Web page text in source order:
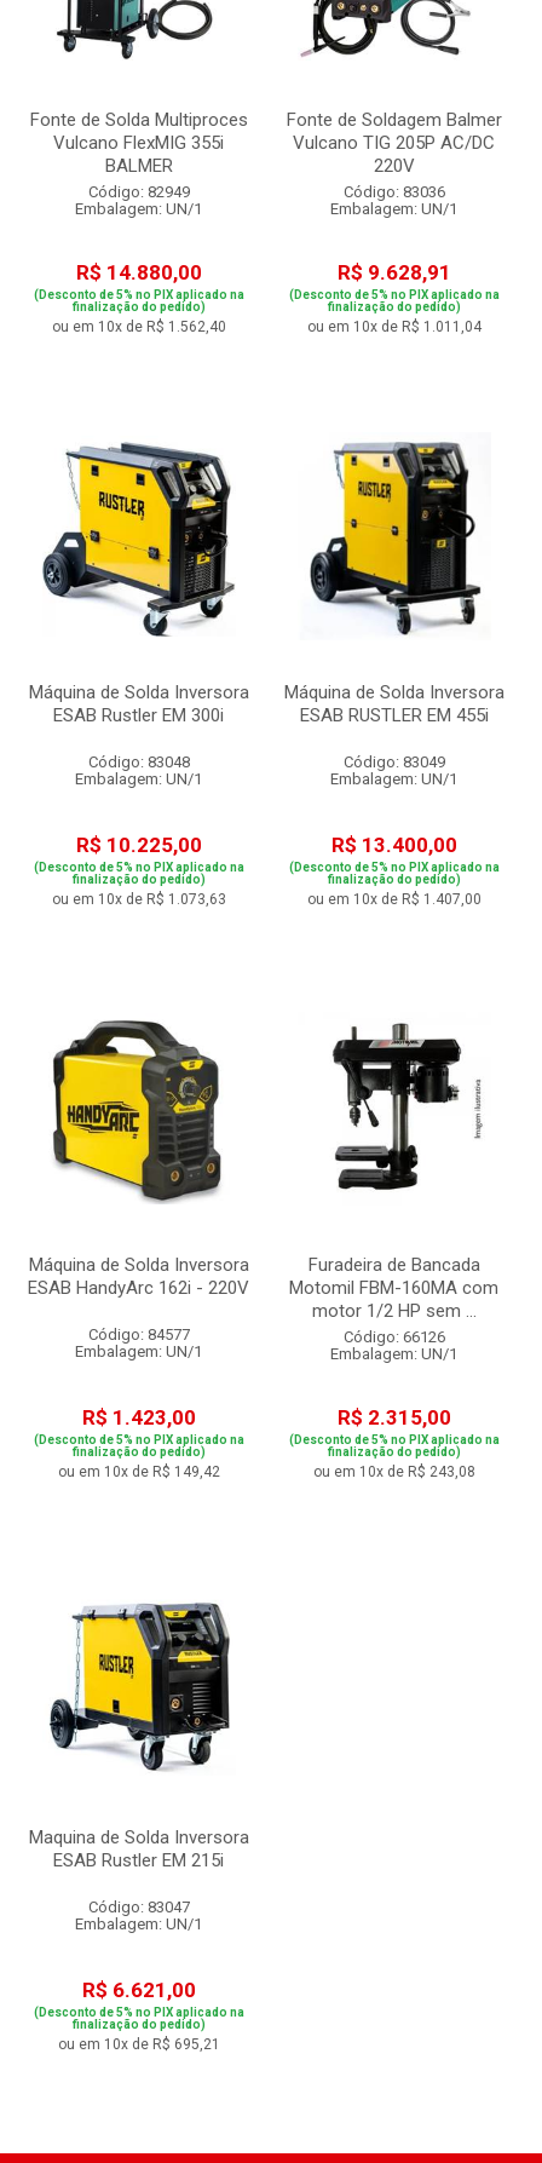
Fonte de Solda Multiproces
Vulcano FlexMIG 355i
BALMER
Código: 82949
Embalagem: UN/1
R$ 14.880,00
(Desconto de 5% no PIX aplicado na
finalização do pedido)
ou em 10x de R$ 1.562,40
Fonte de Soldagem Balmer
Vulcano TIG 205P AC/DC
220V
Código: 83036
Embalagem: UN/1
R$ 9.628,91
(Desconto de 5% no PIX aplicado na
finalização do pedido)
ou em 10x de R$ 1.011,04
Máquina de Solda Inversora
ESAB Rustler EM 300i
Código: 83048
Embalagem: UN/1
R$ 10.225,00
(Desconto de 5% no PIX aplicado na
finalização do pedido)
ou em 10x de R$ 1.073,63
Máquina de Solda Inversora
ESAB RUSTLER EM 455i
Código: 83049
Embalagem: UN/1
R$ 13.400,00
(Desconto de 5% no PIX aplicado na
finalização do pedido)
ou em 10x de R$ 1.407,00
Máquina de Solda Inversora
ESAB HandyArc 162i - 220V
Código: 84577
Embalagem: UN/1
R$ 1.423,00
(Desconto de 5% no PIX aplicado na
finalização do pedido)
ou em 10x de R$ 149,42
Furadeira de Bancada
Motomil FBM-160MA com
motor 1/2 HP sem ...
Código: 66126
Embalagem: UN/1
R$ 2.315,00
(Desconto de 5% no PIX aplicado na
finalização do pedido)
ou em 10x de R$ 243,08
Maquina de Solda Inversora
ESAB Rustler EM 215i
Código: 83047
Embalagem: UN/1
R$ 6.621,00
(Desconto de 5% no PIX aplicado na
finalização do pedido)
ou em 10x de R$ 695,21